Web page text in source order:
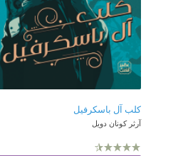
كلب آل باسكرفيل
آرثر كونان دويل